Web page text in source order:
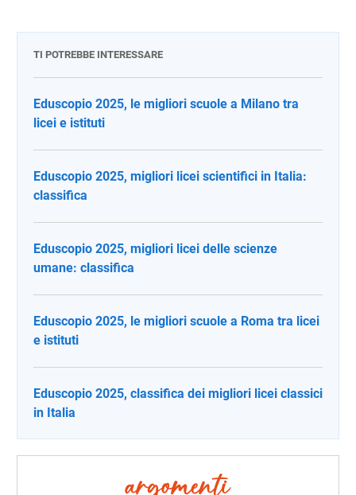
TI POTREBBE INTERESSARE
Eduscopio 2025, le migliori scuole a Milano tra
licei e istituti
Eduscopio 2025, migliori licei scientifici in Italia:
classifica
Eduscopio 2025, migliori licei delle scienze
umane: classifica
Eduscopio 2025, le migliori scuole a Roma tra licei
e istituti
Eduscopio 2025, classifica dei migliori licei classici
in Italia